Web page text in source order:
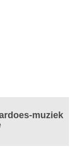
muziek